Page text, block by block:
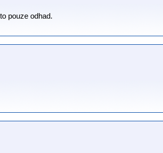
pouze odhad.